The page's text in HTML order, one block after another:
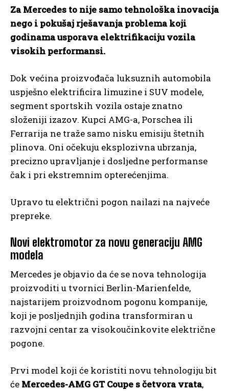
Za Mercedes to nije samo tehnološka inovacija
nego i pokušaj rješavanja problema koji
godinama usporava elektrifikaciju vozila
visokih performansi.
Dok većina proizvođača luksuznih automobila
uspješno elektrificira limuzine i SUV modele,
segment sportskih vozila ostaje znatno
složeniji izazov. Kupci AMG-a, Porschea ili
Ferrarija ne traže samo nisku emisiju štetnih
plinova. Oni očekuju eksplozivna ubrzanja,
precizno upravljanje i dosljedne performanse
čak i pri ekstremnim opterećenjima.
Upravo tu električni pogon nailazi na najveće
prepreke.
Novi elektromotor za novu generaciju AMG
modela
Mercedes je objavio da će se nova tehnologija
proizvoditi u tvornici Berlin-Marienfelde,
najstarijem proizvodnom pogonu kompanije,
koji je posljednjih godina transformiran u
razvojni centar za visokoučinkovite električne
pogone.
Prvi model koji će koristiti novu tehnologiju bit
će Mercedes-AMG GT Coupe s četvora vrata,